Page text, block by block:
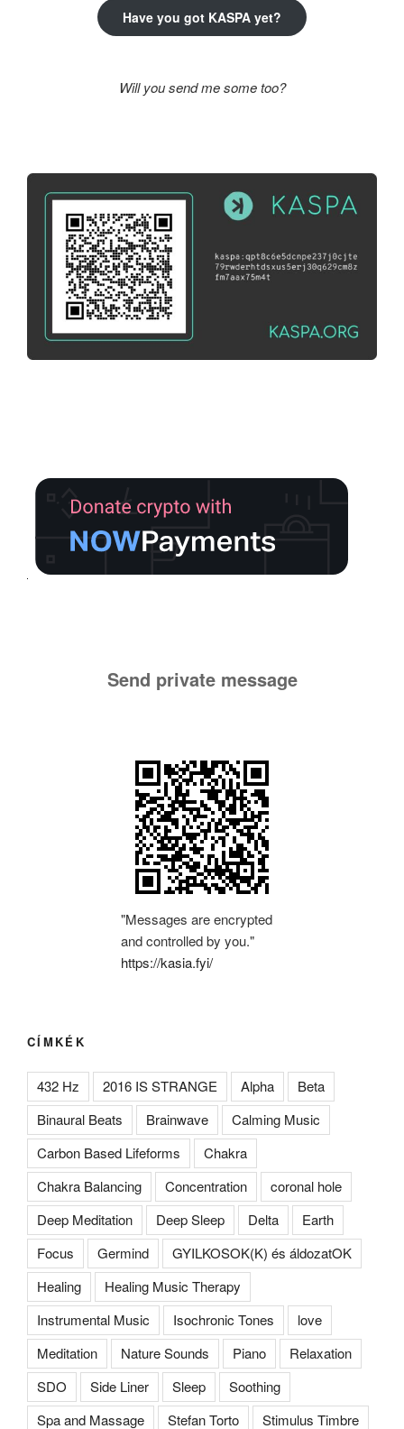
Have you got KASPA yet?
Will you send me some too?
Send private message
"Messages are encrypted
and controlled by you."
https://kasia.fyi/
CÍMKÉK
432 Hz 2016 IS STRANGE Alpha
Beta
Binaural Beats
Brainwave
Calming Music
Carbon Based Lifeforms
Chakra
Chakra Balancing
Concentration
coronal hole
Deep Meditation
Deep Sleep Delta
Earth
Focus
Germind
GYILKOSOK(K) és áldozatOK
Healing
Healing Music Therapy
Instrumental Music
Isochronic Tones
love
Meditation
Nature Sounds Piano
Relaxation
SDO
Side Liner Sleep
Soothing
Spa and Massage
Stefan Torto Stimulus Timbre